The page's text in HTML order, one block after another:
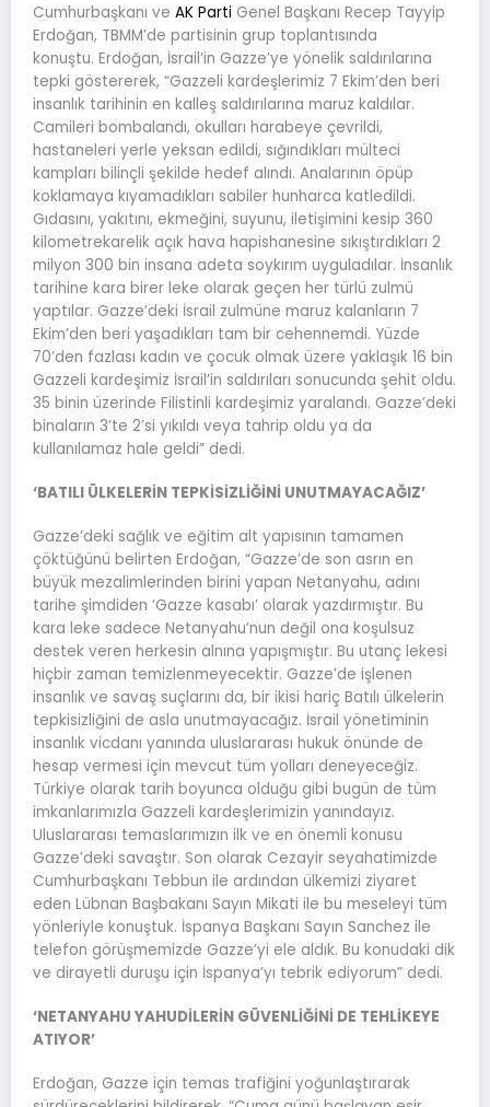
Cumhurbaşkanı ve AK Parti Genel Başkanı Recep Tayyip
Erdoğan, TBMM’de partisinin grup toplantısında
konuştu. Erdoğan, İsrail’in Gazze’ye yönelik saldırılarına
tepki göstererek, “Gazzeli kardeşlerimiz 7 Ekim’den beri
insanlık tarihinin en kalleş saldırılarına maruz kaldılar.
Camileri bombalandı, okulları harabeye çevrildi,
hastaneleri yerle yeksan edildi, sığındıkları mülteci
kampları bilinçli şekilde hedef alındı. Analarının öpüp
koklamaya kıyamadıkları sabiler hunharca katledildi.
Gıdasını, yakıtını, ekmeğini, suyunu, iletişimini kesip 360
kilometrekarelik açık hava hapishanesine sıkıştırdıkları 2
milyon 300 bin insana adeta soykırım uyguladılar. İnsanlık
tarihine kara birer leke olarak geçen her türlü zulmü
yaptılar. Gazze’deki İsrail zulmüne maruz kalanların 7
Ekim’den beri yaşadıkları tam bir cehennemdi. Yüzde
70’den fazlası kadın ve çocuk olmak üzere yaklaşık 16 bin
Gazzeli kardeşimiz İsrail’in saldırıları sonucunda şehit oldu.
35 binin üzerinde Filistinli kardeşimiz yaralandı. Gazze’deki
binaların 3’te 2’si yıkıldı veya tahrip oldu ya da
kullanılamaz hale geldi” dedi.
‘BATILI ÜLKELERİN TEPKİSİZLİĞİNİ UNUTMAYACAĞIZ’
Gazze’deki sağlık ve eğitim alt yapısının tamamen
çöktüğünü belirten Erdoğan, “Gazze’de son asrın en
büyük mezalimlerinden birini yapan Netanyahu, adını
tarihe şimdiden ‘Gazze kasabı’ olarak yazdırmıştır. Bu
kara leke sadece Netanyahu’nun değil ona koşulsuz
destek veren herkesin alnına yapışmıştır. Bu utanç lekesi
hiçbir zaman temizlenmeyecektir. Gazze’de işlenen
insanlık ve savaş suçlarını da, bir ikisi hariç Batılı ülkelerin
tepkisizliğini de asla unutmayacağız. İsrail yönetiminin
insanlık vicdanı yanında uluslararası hukuk önünde de
hesap vermesi için mevcut tüm yolları deneyeceğiz.
Türkiye olarak tarih boyunca olduğu gibi bugün de tüm
imkanlarımızla Gazzeli kardeşlerimizin yanındayız.
Uluslararası temaslarımızın ilk ve en önemli konusu
Gazze’deki savaştır. Son olarak Cezayir seyahatimizde
Cumhurbaşkanı Tebbun ile ardından ülkemizi ziyaret
eden Lübnan Başbakanı Sayın Mikati ile bu meseleyi tüm
yönleriyle konuştuk. İspanya Başkanı Sayın Sanchez ile
telefon görüşmemizde Gazze’yi ele aldık. Bu konudaki dik
ve dirayetli duruşu için İspanya’yı tebrik ediyorum” dedi.
‘NETANYAHU YAHUDİLERİN GÜVENLİĞİNİ DE TEHLİKEYE
ATIYOR’
Erdoğan, Gazze için temas trafiğini yoğunlaştırarak